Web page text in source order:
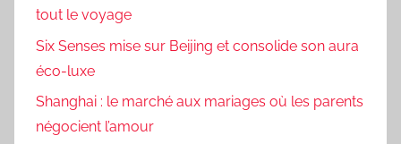
tout le voyage
Six Senses mise sur Beijing et consolide son aura
éco-luxe
Shanghai : le marché aux mariages où les parents
négocient l’amour